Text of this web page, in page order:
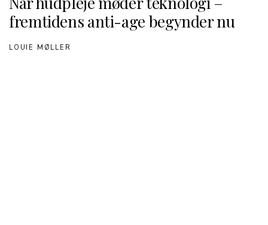
fremtidens anti-age begynder nu
LOUIE MØLLER